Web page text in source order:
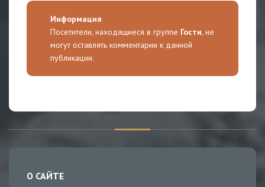
Информация
Посетители, находящиеся в группе Гости, не
могут оставлять комментарии к данной
публикации.
О САЙТЕ